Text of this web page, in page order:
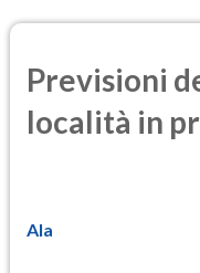
Previsioni
località in
Ala